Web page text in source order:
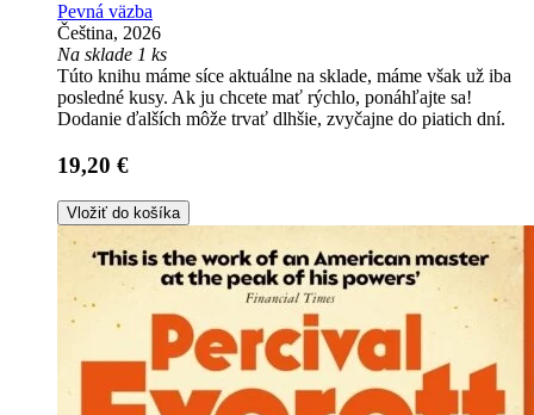
Pevná väzba
Čeština, 2026
Na sklade 1 ks
Túto knihu máme síce aktuálne na sklade, máme však už iba
posledné kusy. Ak ju chcete mať rýchlo, ponáhľajte sa!
Dodanie ďalších môže trvať dlhšie, zvyčajne do piatich dní.
19,20 €
Vložiť do košíka